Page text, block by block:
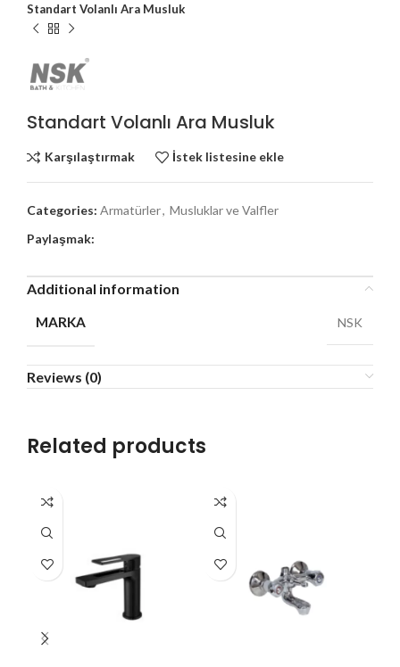
Standart Volanlı Ara Musluk
Standart Volanlı Ara Musluk
Karşılaştırmak İstek listesine ekle
Categories: Armatürler, Musluklar ve Valfler
Paylaşmak:
Additional information
MARKA NSK
Reviews (0)
Related products